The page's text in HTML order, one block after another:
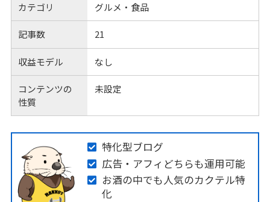
カテゴリ グルメ・食品
記事数 21
収益モデル なし
コンテンツの
性質
未設定
特化型ブログ
広告・アフィどちらも運用可能
お酒の中でも人気のカクテル特
化